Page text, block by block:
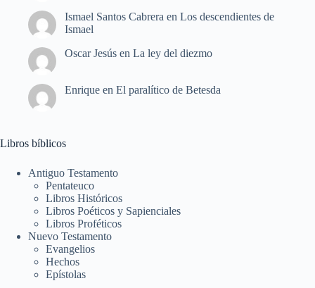
Ismael Santos Cabrera en Los descendientes de
Ismael
Oscar Jesús en La ley del diezmo
Enrique en El paralítico de Betesda
Libros bíblicos
Antiguo Testamento
Pentateuco
Libros Históricos
Libros Poéticos y Sapienciales
Libros Proféticos
Nuevo Testamento
Evangelios
Hechos
Epístolas